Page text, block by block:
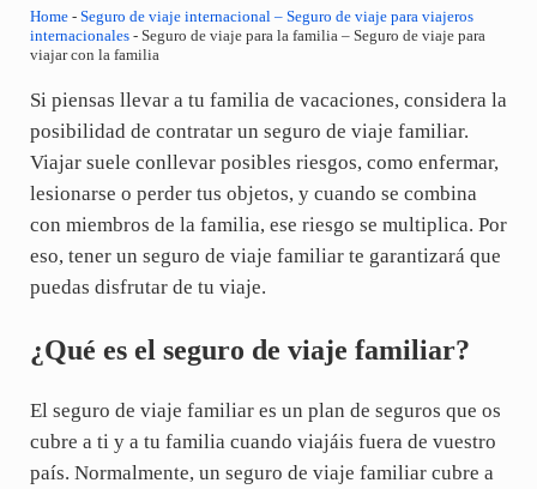
Home- Seguro de viaje internacional – Seguro de viaje para viajeros
internacionales- Seguro de viaje para la familia – Seguro de viaje para
viajar con la familia
Si piensas llevar a tu familia de vacaciones, considera la
posibilidad de contratar un seguro de viaje familiar.
Viajar suele conllevar posibles riesgos, como enfermar,
lesionarse o perder tus objetos, y cuando se combina
con miembros de la familia, ese riesgo se multiplica. Por
eso, tener un seguro de viaje familiar te garantizará que
puedas disfrutar de tu viaje.
¿Qué es el seguro de viaje familiar?
El seguro de viaje familiar es un plan de seguros que os
cubre a ti y a tu familia cuando viajáis fuera de vuestro
país. Normalmente, un seguro de viaje familiar cubre a